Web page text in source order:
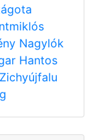
Nagylók
Hantos
Zichyújfalu